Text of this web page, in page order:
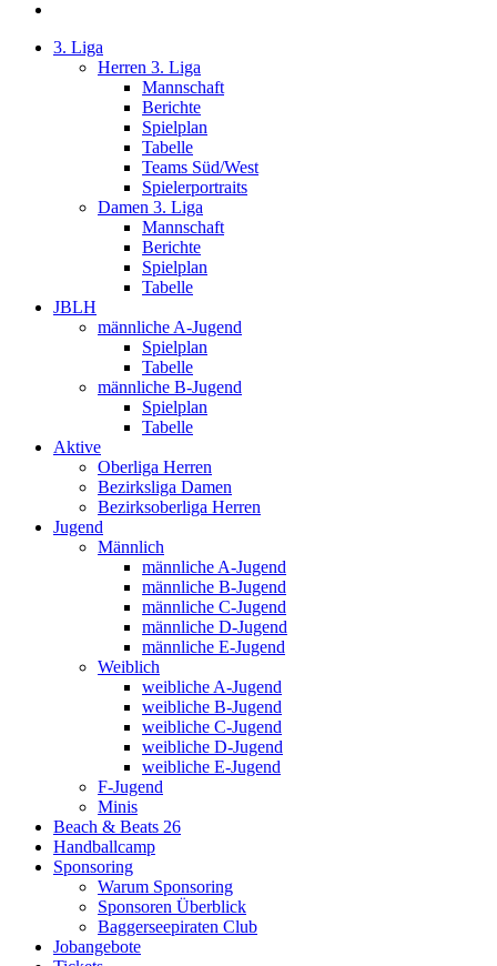
3. Liga
Herren 3. Liga
Mannschaft
Berichte
Spielplan
Tabelle
Teams Süd/West
Spielerportraits
Damen 3. Liga
Mannschaft
Berichte
Spielplan
Tabelle
JBLH
männliche A-Jugend
Spielplan
Tabelle
männliche B-Jugend
Spielplan
Tabelle
Aktive
Oberliga Herren
Bezirksliga Damen
Bezirksoberliga Herren
Jugend
Männlich
männliche A-Jugend
männliche B-Jugend
männliche C-Jugend
männliche D-Jugend
männliche E-Jugend
Weiblich
weibliche A-Jugend
weibliche B-Jugend
weibliche C-Jugend
weibliche D-Jugend
weibliche E-Jugend
F-Jugend
Minis
Beach & Beats 26
Handballcamp
Sponsoring
Warum Sponsoring
Sponsoren Überblick
Baggerseepiraten Club
Jobangebote